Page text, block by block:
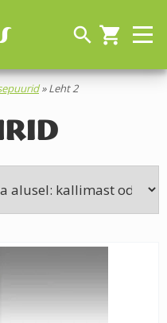
search shopping_cart
»Leht 2